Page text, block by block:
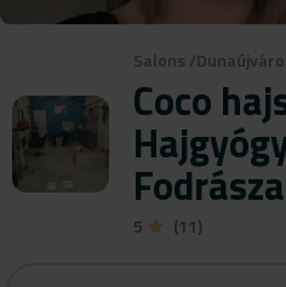
Salons /
Coco
5 (11)